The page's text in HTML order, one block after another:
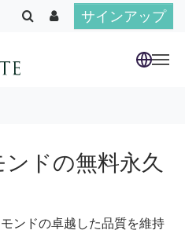
サインアップ
ドの無料永久
ンドの卓越した品質を維持